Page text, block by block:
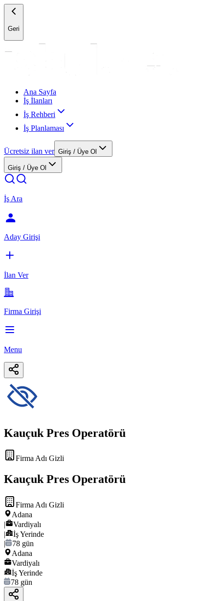
Geri
Ana Sayfa
İş İlanları
İş Rehberi
İş Planlaması
Ücretsiz ilan ver Giriş / Üye Ol
Giriş / Üye Ol
İş Ara
Aday Girişi
İlan Ver
Firma Girişi
Menu
Kauçuk Pres Operatörü
Firma Adı Gizli
Kauçuk Pres Operatörü
Firma Adı Gizli
Adana
|
Vardiyalı
|
İş Yerinde
|
78 gün
Adana
Vardiyalı
İş Yerinde
78 gün